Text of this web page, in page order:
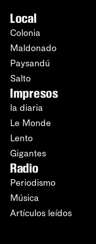
Local
Colonia
Maldonado
Paysandú
Salto
Impresos
la diaria
Le Monde
Lento
Gigantes
Radio
Periodismo
Música
Artículos leídos